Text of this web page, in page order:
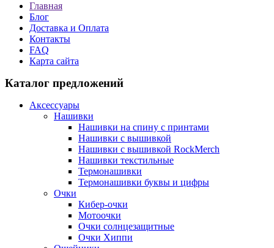
Главная
Блог
Доставка и Оплата
Контакты
FAQ
Карта сайта
Каталог предложений
Аксессуары
Нашивки
Нашивки на спину с принтами
Нашивки с вышивкой
Нашивки с вышивкой RockMerch
Нашивки текстильные
Термонашивки
Термонашивки буквы и цифры
Очки
Кибер-очки
Мотоочки
Очки солнцезащитные
Очки Хиппи